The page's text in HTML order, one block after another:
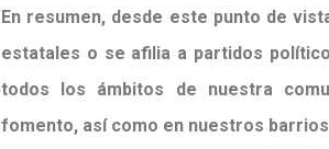
En resumen, desde este punto de
estatales o se afilia a partidos
todos los ámbitos de nuestra
fomento, así como en nuestros